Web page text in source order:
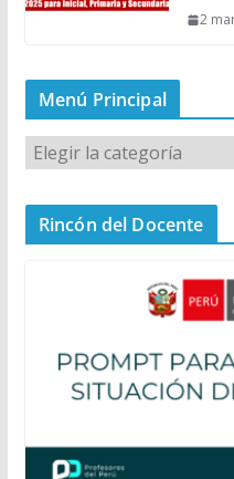
2
Menú Principal
M
n
a
Rincón del Docente